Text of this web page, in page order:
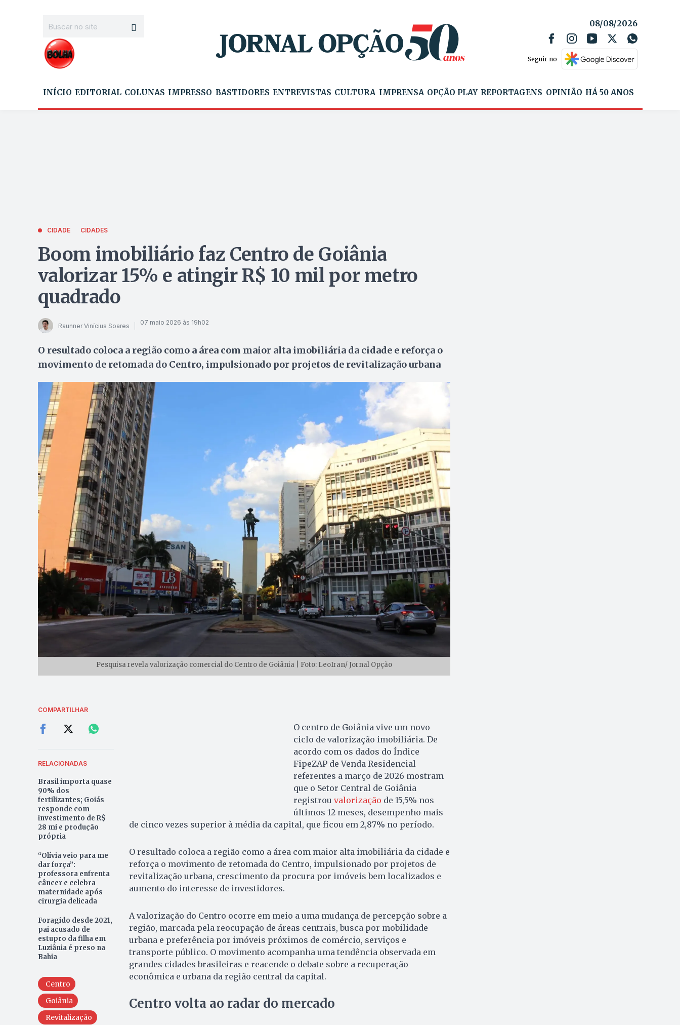
08/08/2026
Seguir no
INÍCIO EDITORIAL COLUNAS IMPRESSO BASTIDORES ENTREVISTAS CULTURA IMPRENSA OPÇÃO PLAY REPORTAGENS OPINIÃO HÁ 50 ANOS
CIDADE CIDADES
Boom imobiliário faz Centro de Goiânia
valorizar 15% e atingir R$ 10 mil por metro
quadrado
Raunner Vinícius Soares 07 maio 2026 às 19h02
O resultado coloca a região como a área com maior alta imobiliária da cidade e reforça o
movimento de retomada do Centro, impulsionado por projetos de revitalização urbana
Pesquisa revela valorização comercial do Centro de Goiânia | Foto: LeoIran/ Jornal Opção
COMPARTILHAR
RELACIONADAS
Brasil importa quase
90% dos
fertilizantes; Goiás
responde com
investimento de R$
28 mi e produção
própria
“Olívia veio para me
dar força”:
professora enfrenta
câncer e celebra
maternidade após
cirurgia delicada
Foragido desde 2021,
pai acusado de
estupro da filha em
Luziânia é preso na
Bahia
Centro
Goiânia
Revitalização
O centro de Goiânia vive um novo
ciclo de valorização imobiliária. De
acordo com os dados do Índice
FipeZAP de Venda Residencial
referentes a março de 2026 mostram
que o Setor Central de Goiânia
registrou valorização de 15,5% nos
últimos 12 meses, desempenho mais
de cinco vezes superior à média da capital, que ficou em 2,87% no período.
O resultado coloca a região como a área com maior alta imobiliária da cidade e
reforça o movimento de retomada do Centro, impulsionado por projetos de
revitalização urbana, crescimento da procura por imóveis bem localizados e
aumento do interesse de investidores.
A valorização do Centro ocorre em meio a uma mudança de percepção sobre a
região, marcada pela reocupação de áreas centrais, busca por mobilidade
urbana e preferência por imóveis próximos de comércio, serviços e
transporte público. O movimento acompanha uma tendência observada em
grandes cidades brasileiras e reacende o debate sobre a recuperação
econômica e urbana da região central da capital.
Centro volta ao radar do mercado